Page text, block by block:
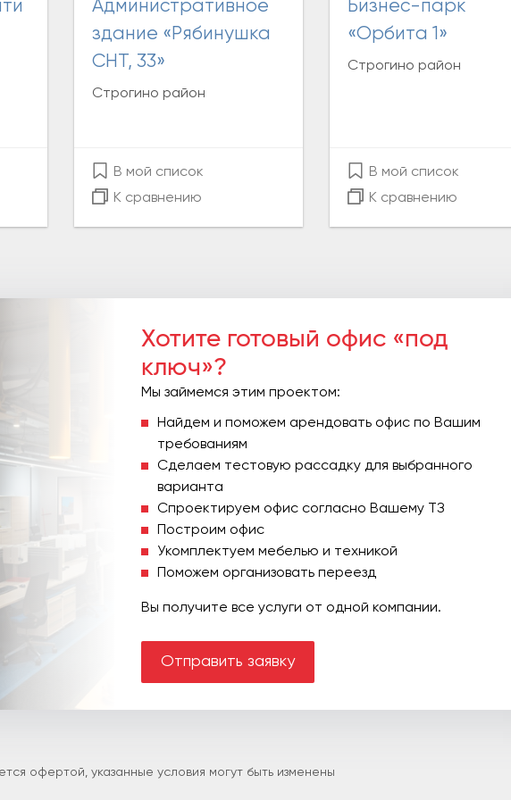
Административное
здание «Рябинушка
СНТ, 33»
Строгино район
В мой список
К сравнению
Бизнес-парк
«Орбита 1»
Строгино район
В мой список
К сравнению
Хотите готовый офис «под
ключ»?
Мы займемся этим проектом:
Найдем и поможем арендовать офис по Вашим
требованиям
Сделаем тестовую рассадку для выбранного
варианта
Спроектируем офис согласно Вашему ТЗ
Построим офис
Укомплектуем мебелью и техникой
Поможем организовать переезд
Вы получите все услуги от одной компании.
Отправить заявку
офертой, указанные условия могут быть изменены